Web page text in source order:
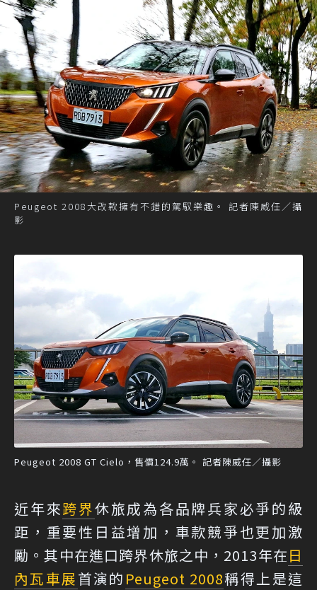
Peugeot 2008大改款擁有不錯的駕馭樂趣。 記者陳威任／攝
影
Peugeot 2008 GT Cielo，售價124.9萬。 記者陳威任／攝影
近年來跨界休旅成為各品牌兵家必爭的級
距，重要性日益增加，車款競爭也更加激
勵。其中在進口跨界休旅之中，2013年在日
內瓦車展首演的 Peugeot 2008稱得上是這